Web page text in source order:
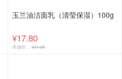
玉兰油洁面乳（清莹保湿）100g
¥17.80
市场价： ¥21.36